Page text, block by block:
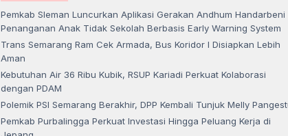
Pemkab Sleman Luncurkan Aplikasi Gerakan Andhum Handarbeni
Penanganan Anak Tidak Sekolah Berbasis Early Warning System
Trans Semarang Ram Cek Armada, Bus Koridor I Disiapkan Lebih
Aman
Kebutuhan Air 36 Ribu Kubik, RSUP Kariadi Perkuat Kolaborasi
dengan PDAM
Polemik PSI Semarang Berakhir, DPP Kembali Tunjuk Melly
Pemkab Purbalingga Perkuat Investasi Hingga Peluang Kerja di